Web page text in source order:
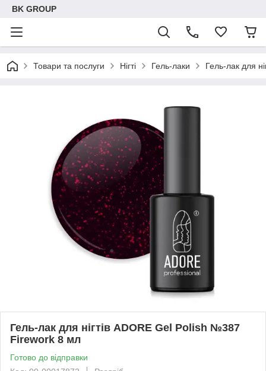
BK GROUP
Товари та послуги Нігті Гель-лаки Гель-лак для
Гель-лак для нігтів ADORE Gel Polish №387
Firework 8 мл
Готово до відправки